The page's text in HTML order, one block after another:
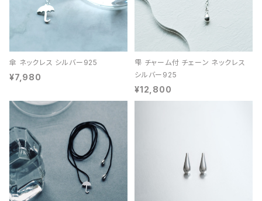
傘 ネックレス シルバー925
¥7,980
雫 チャーム付 チェーン ネックレス
シルバー925
¥12,800